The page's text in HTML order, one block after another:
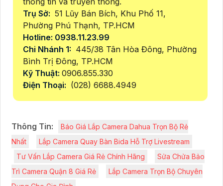
Trụ Sở: 51 Lũy Bán Bích, Khu Phố 11,
Phường Phú Thạnh, TP.HCM
Hotline: 0938.11.23.99
Chi Nhánh 1: 445/38 Tân Hòa Đông, Phường
Bình Trị Đông, TP.HCM
Kỹ Thuật: 0906.855.330
Điện Thoại: (028) 6688.4949
Thông Tin:
Báo Giá Lắp Camera Dahua Trọn Bộ Rẻ
Nhất
Lắp Camera Quay Bàn Bida Hỗ Trợ Livestream
Tư Vấn Lắp Camera Giá Rẻ Chính Hãng
Sửa Chửa Bảo
Trì Camera Quận 8 Giá Rẻ
Lắp Camera Trọn Bộ Chuyên